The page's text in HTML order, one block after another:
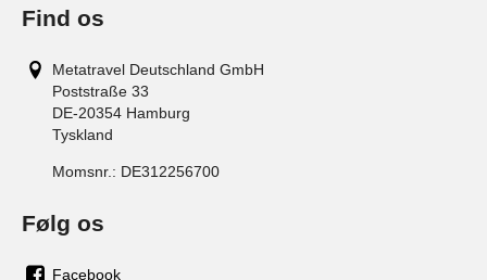
Find os
Metatravel Deutschland GmbH
Poststraße 33
DE-20354 Hamburg
Tyskland
Momsnr.: DE312256700
Følg os
Facebook